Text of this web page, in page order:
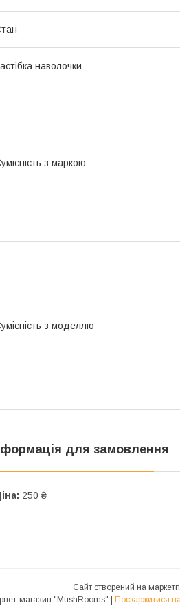
наволочки
з маркою
з моделлю
для замовлення
250 ₴
Сайт створений на
Поскаржитися